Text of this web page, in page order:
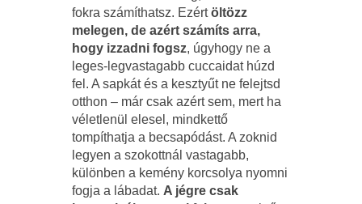
fokra számíthatsz. Ezértöltözz
melegen, de azért számíts arra,
hogy izzadni fogsz, úgyhogy ne a
leges-legvastagabb cuccaidat húzd
fel. A sapkát és a kesztyűt ne felejtsd
otthon – már csak azért sem, mert ha
véletlenül elesel, mindkettő
tompíthatja a becsapódást. A zoknid
legyen a szokottnál vastagabb,
különben a kemény korcsolya nyomni
fogja a lábadat. A jégre csak